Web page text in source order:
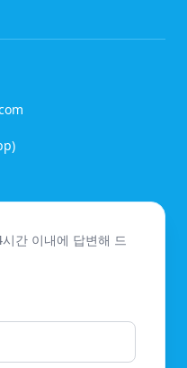
간 이내에 답변해 드